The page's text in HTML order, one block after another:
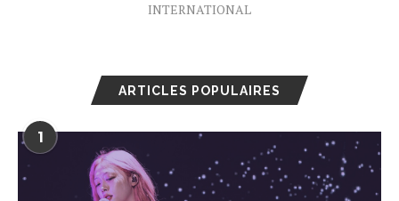
INTERNATIONAL
ARTICLES POPULAIRES
1